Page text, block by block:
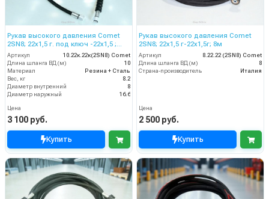
Рукав высокого давления Comet
2SN8; 22х1,5 г. под ключ -22х1,5 ;
10м
Артикул
10.22к.22к(2SN8) Comet
Длина шланга ВД (м)
10
Материал
Резина + Сталь
Вес, кг
8.2
Диаметр внутренний
8
Диаметр наружный
16.6
Цена
3 100 руб.
Купить
Рукав высокого давления Comet
2SN8; 22х1,5 г-22х1,5г; 8м
Артикул
8.22.22 (2SN8) Comet
Длина шланга ВД (м)
8
Страна-производитель
Италия
Цена
2 500 руб.
Купить